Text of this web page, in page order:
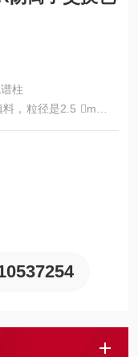
谱柱
，粒径是2.5 m。分
系列色谱柱同样的分
色谱柱